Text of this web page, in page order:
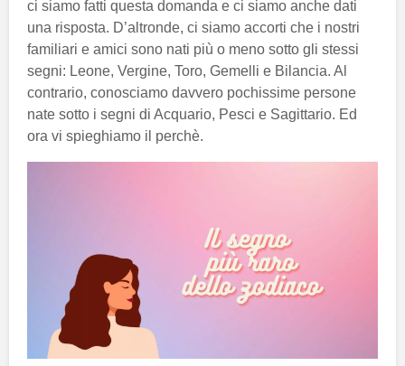
ci siamo fatti questa domanda e ci siamo anche dati
una risposta. D’altronde, ci siamo accorti che i nostri
familiari e amici sono nati più o meno sotto gli stessi
segni: Leone, Vergine, Toro, Gemelli e Bilancia. Al
contrario, conosciamo davvero pochissime persone
nate sotto i segni di Acquario, Pesci e Sagittario. Ed
ora vi spieghiamo il perchè.